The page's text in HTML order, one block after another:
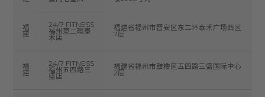
福
建
24/7 FITNESS
福州東二環泰
禾店
福建省福州市晋安区东二环泰禾广场西区
7层
福
建
24/7 FITNESS
福州五四路三
盛店
福建省福州市鼓楼区五四路三盛国际中心
2层